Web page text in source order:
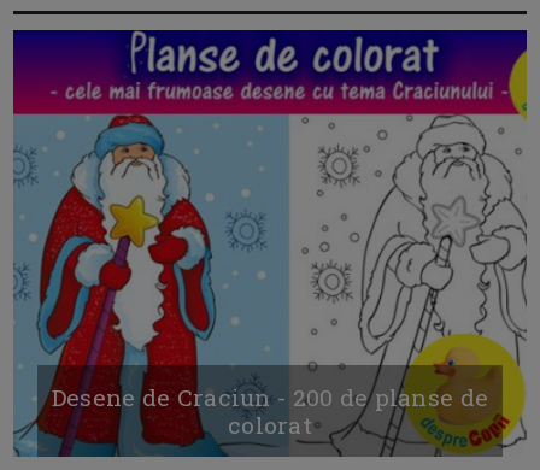
Desene de Craciun - 200 de planse de
colorat